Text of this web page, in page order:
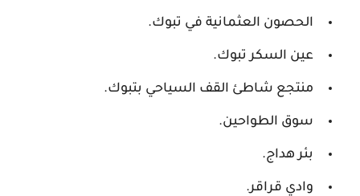
الحصون العثمانية في تبوك.
عين السكر تبوك.
منتجع شاطئ القف السياحي بتبوك.
سوق الطواحين.
بئر هداج.
وادي قراقر.